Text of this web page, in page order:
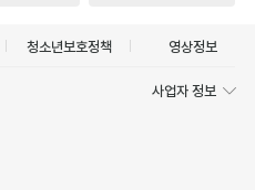
청소년보호정책 영상정보
사업자 정보